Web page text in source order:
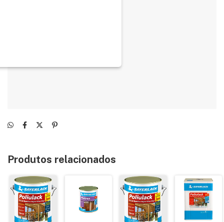
Produtos relacionados